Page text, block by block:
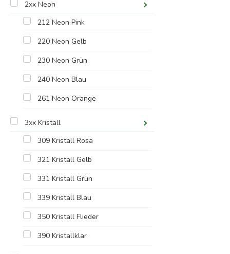
2xx Neon
212 Neon Pink
220 Neon Gelb
230 Neon Grün
240 Neon Blau
261 Neon Orange
3xx Kristall
309 Kristall Rosa
321 Kristall Gelb
331 Kristall Grün
339 Kristall Blau
350 Kristall Flieder
390 Kristallklar